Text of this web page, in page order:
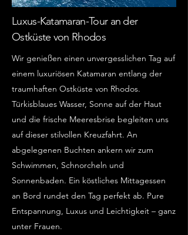
Luxus-Katamaran-Tour an der
Ostküste von Rhodos
Wir genießen einen unvergesslichen Tag auf
einem luxuriösen Katamaran entlang der
traumhaften Ostküste von Rhodos.
Türkisblaues Wasser, Sonne auf der Haut
und die frische Meeresbrise begleiten uns
auf dieser stilvollen Kreuzfahrt. An
abgelegenen Buchten ankern wir zum
Schwimmen, Schnorcheln und
Sonnenbaden. Ein köstliches Mittagessen
an Bord rundet den Tag perfekt ab. Pure
Entspannung, Luxus und Leichtigkeit – ganz
unter Frauen.